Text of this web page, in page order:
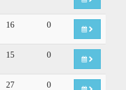
16 0
15 0
27 0